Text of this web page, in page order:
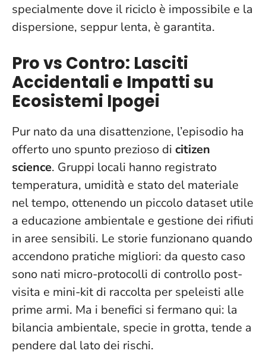
specialmente dove il riciclo è impossibile e la
dispersione, seppur lenta, è garantita.
Pro vs Contro: Lasciti
Accidentali e Impatti su
Ecosistemi Ipogei
Pur nato da una disattenzione, l’episodio ha
offerto uno spunto prezioso di citizen
science. Gruppi locali hanno registrato
temperatura, umidità e stato del materiale
nel tempo, ottenendo un piccolo dataset utile
a educazione ambientale e gestione dei rifiuti
in aree sensibili. Le storie funzionano quando
accendono pratiche migliori: da questo caso
sono nati micro-protocolli di controllo post-
visita e mini-kit di raccolta per speleisti alle
prime armi. Ma i benefici si fermano qui: la
bilancia ambientale, specie in grotta, tende a
pendere dal lato dei rischi.